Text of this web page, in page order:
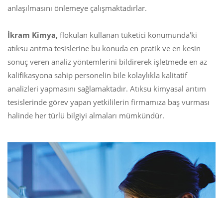
anlaşılmasını önlemeye çalışmaktadırlar.
İkram Kimya, flokulan kullanan tüketici konumunda'ki
atıksu arıtma tesislerine bu konuda en pratik ve en kesin
sonuç veren analiz yöntemlerini bildirerek işletmede en az
kalifikasyona sahip personelin bile kolaylıkla kalitatif
analizleri yapmasını sağlamaktadır. Atıksu kimyasal arıtım
tesislerinde görev yapan yetkililerin firmamıza baş vurması
halinde her türlü bilgiyi almaları mümkündür.